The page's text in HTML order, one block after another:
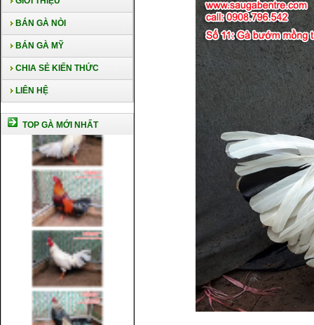
BÁN GÀ NÒI
BÁN GÀ MỸ
CHIA SẺ KIẾN THỨC
LIÊN HỆ
TOP GÀ MỚI NHẤT